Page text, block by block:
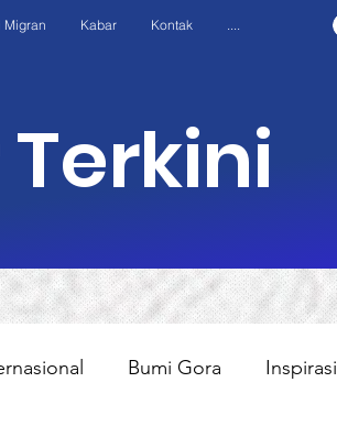
Migran Kabar Kontak ....
Bumi Gora Inspirasi